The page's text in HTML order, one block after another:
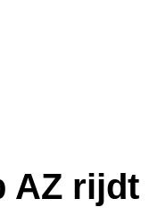
AZ rijdt